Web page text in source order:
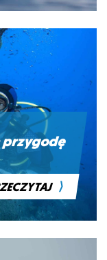
przygodę
⟩